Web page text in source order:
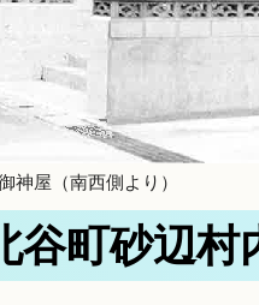
神屋（南西側より）
谷町砂辺村